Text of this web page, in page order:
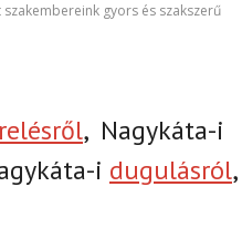
gyors és szakszerű
, Nagykáta-i
i dugulásról,